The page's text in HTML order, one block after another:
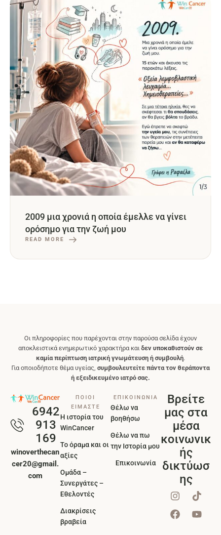
2009 μια χρονιά η οποία έμελλε να γίνει
ορόσημο για την ζωή μου
READ MORE
Οι πληροφορίες που παρέχονται στην παρούσα σελίδα έχουν
αποκλειστικά ενημερωτικό χαρακτήρα και δεν υποκαθιστούν σε
καμία περίπτωση ιατρική γνωμάτευση ή συμβουλή.
Για οποιοδήποτε θέμα υγείας, συμβουλευτείτε πάντα τον θεράποντα
ή εξειδικευμένο ιατρό σας.
6942
913
169
winoverthecan
cer20@gmail.
com
ΠΟΙΟΙ
ΕΙΜΑΣΤΕ
Η ιστορία του
WinCancer
Το όραμα και οι
αξίες
Ομάδα –
Συνεργάτες –
Εθελοντές
Διακρίσεις
βραβεία
ΕΠΙΚΟΙΝΩΝΙΑ
Θέλω να
βοηθήσω
Θέλω να πω
την Ιστορία μου
Επικοινωνία
Βρείτε
μας στα
μέσα
κοινωνικ
ής
δικτύωσ
ης